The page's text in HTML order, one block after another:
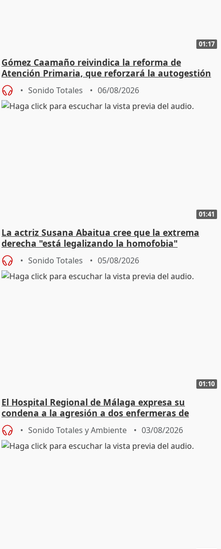
01:17
Gómez Caamaño reivindica la reforma de
Atención Primaria, que reforzará la autogestión
Sonido Totales 06/08/2026
01:41
La actriz Susana Abaitua cree que la extrema
derecha "está legalizando la homofobia"
Sonido Totales 05/08/2026
01:10
El Hospital Regional de Málaga expresa su
condena a la agresión a dos enfermeras de
Urgencias
Sonido Totales y Ambiente 03/08/2026